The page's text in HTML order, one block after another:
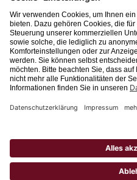
schwäbischeJOBS - die
Ostalbund Allgäu.
Auszubildende, Berufseinsteiger,
Zeitung, Aalener Nachrichten,
Südfinder
Hinweis: Unabhängig von ihrer